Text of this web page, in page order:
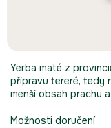
Možnosti doručení
Yerba maté z
přípravu tereré, tedy
menší obsah prachu